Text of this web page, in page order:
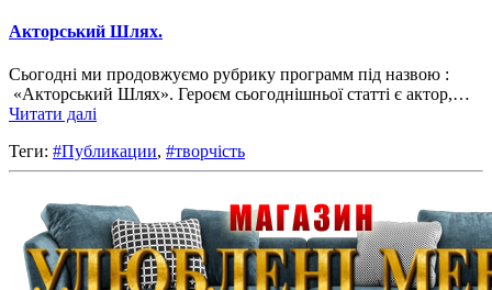
Акторський Шлях.
Сьогодні ми продовжуємо рубрику программ під назвою :
«Акторський Шлях». Героєм сьогоднішньої статті є актор,…
Читати далі
Теги: #Публикации, #творчість